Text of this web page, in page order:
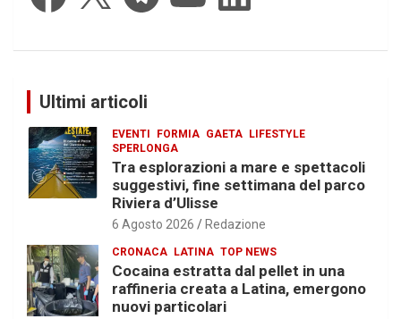
Ultimi articoli
EVENTI FORMIA GAETA LIFESTYLE
SPERLONGA
Tra esplorazioni a mare e spettacoli
suggestivi, fine settimana del parco
Riviera d’Ulisse
6 Agosto 2026 Redazione
CRONACA LATINA TOP NEWS
Cocaina estratta dal pellet in una
raffineria creata a Latina, emergono
nuovi particolari